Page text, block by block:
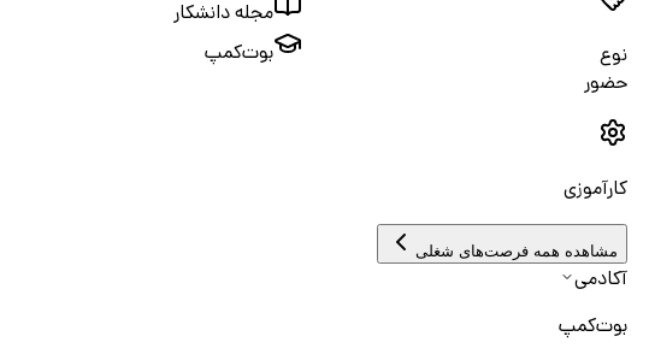
نوع
حضور
کارآموزی
مشاهده همه فرصت‌های شغلی
آکادمی
بوت‌کمپ
مجله دانشکار
بوت‌کمپ